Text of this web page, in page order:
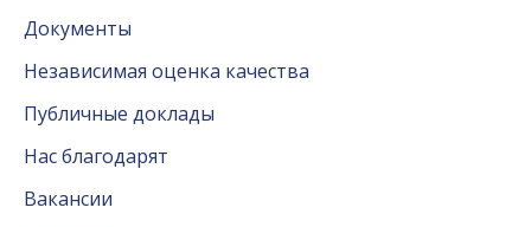
Документы
Независимая оценка качества
Публичные доклады
Нас благодарят
Вакансии